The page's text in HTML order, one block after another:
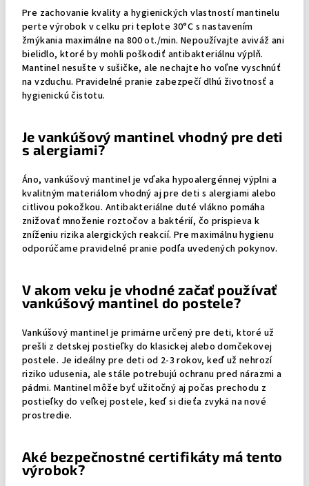
Pre zachovanie kvality a hygienických vlastností mantinelu
perte výrobok v celku pri teplote 30°C s nastavením
žmýkania maximálne na 800 ot./min. Nepoužívajte aviváž ani
bielidlo, ktoré by mohli poškodiť antibakteriálnu výplň.
Mantinel nesušte v sušičke, ale nechajte ho voľne vyschnúť
na vzduchu. Pravidelné pranie zabezpečí dlhú životnosť a
hygienickú čistotu.
Je vankúšový mantinel vhodný pre deti
s alergiami?
Áno, vankúšový mantinel je vďaka hypoalergénnej výplni a
kvalitným materiálom vhodný aj pre deti s alergiami alebo
citlivou pokožkou. Antibakteriálne duté vlákno pomáha
znižovať množenie roztočov a baktérií, čo prispieva k
zníženiu rizika alergických reakcií. Pre maximálnu hygienu
odporúčame pravidelné pranie podľa uvedených pokynov.
V akom veku je vhodné začať používať
vankúšový mantinel do postele?
Vankúšový mantinel je primárne určený pre deti, ktoré už
prešli z detskej postieľky do klasickej alebo domčekovej
postele. Je ideálny pre deti od 2-3 rokov, keď už nehrozí
riziko udusenia, ale stále potrebujú ochranu pred nárazmi a
pádmi. Mantinel môže byť užitočný aj počas prechodu z
postieľky do veľkej postele, keď si dieťa zvyká na nové
prostredie.
Aké bezpečnostné certifikáty má tento
výrobok?